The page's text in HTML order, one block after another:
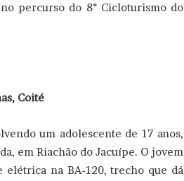
percurso do 8° Cicloturismo do
Coité
um adolescente de 17 anos,
em Riachão do Jacuípe. O jovem
na BA-120, trecho que dá